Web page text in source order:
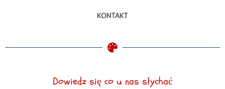
KONTAKT
Dowiedz się co u nas słychać